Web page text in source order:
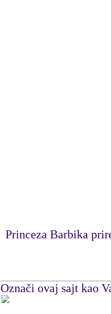
Princeza Barbika
Označi ovaj sajt kao